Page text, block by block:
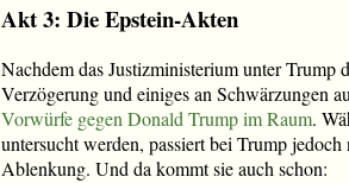
Akt 3: Die Epstein-Akten
Nachdem das Justizministerium unter
Verzögerung und einiges an Schwärzungen
Vorwürfe gegen Donald Trump im Raum.
untersucht werden, passiert bei Trump
Ablenkung. Und da kommt sie auch schon: